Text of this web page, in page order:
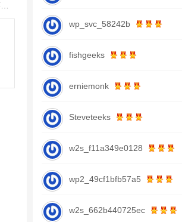
wp_svc_58242b
fishgeeks
erniemonk
Steveteeks
w2s_f11a349e0128
wp2_49cf1bfb57a5
w2s_662b440725ec